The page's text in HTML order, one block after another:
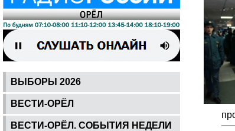
ВЫБОРЫ 2026
ВЕСТИ-ОРЁЛ
ВЕСТИ-ОРЁЛ. СОБЫТИЯ НЕДЕЛИ